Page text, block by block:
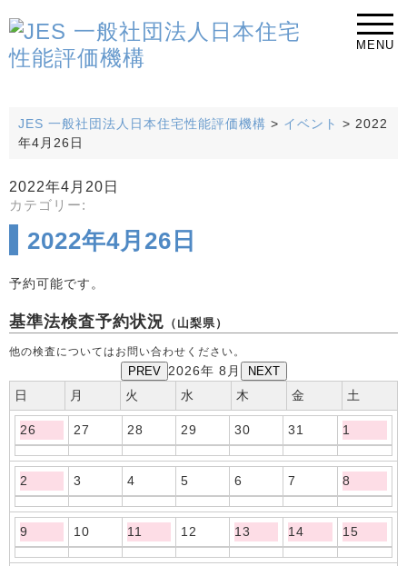
MENU
JES 一般社団法人日本住宅性能評価機構 > イベント > 2022
年4月26日
2022年4月20日
カテゴリー:
2022年4月26日
予約可能です。
基準法検査予約状況 （山梨県）
他の検査についてはお問い合わせください。
PREV 2026年 8月
NEXT
日
月 火 水 木 金 土
26 27 28 29 30 31 1
2 3 4 5 6 7 8
9 10 11 12 13 14 15